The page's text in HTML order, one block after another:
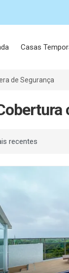
Casas
de Segurança
por